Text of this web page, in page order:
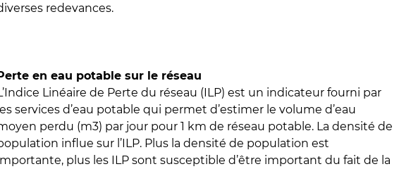
redevances.
en eau potable sur le réseau
Linéaire de Perte du réseau (ILP) est un indicateur fourni par
les services d’eau potable qui permet d’estimer le volume d’eau
perdu (m3) par jour pour 1 km de réseau potable. La densité de
influe sur l’ILP. Plus la densité de population est
plus les ILP sont susceptible d’être important du fait de la